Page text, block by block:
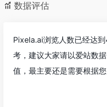
数据评估
Pixela.ai浏览人数已经达
考，建议大家请以爱站数
值，最主要还是需要根据